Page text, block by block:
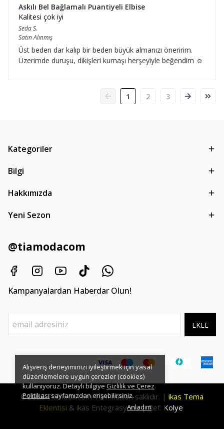
Alışveriş deneyiminizi iyileştirmek için yasal
düzenlemelere uygun çerezler (cookies)
kullanıyoruz. Detaylı bilgiyeGizlilik ve Çerez
Politikasısayfamızdan erişebilirsiniz.
Anladım
Askılı Bel Bağlamalı Puantiyeli Elbise
Kalitesi çok iyi
SedaS.
Satın Alınmış
Üst beden dar kalıp bir beden büyük almanızı öneririm.
Üzerimde duruşu, dikişleri kumaşı herşeyiyle beğendim ☺️
1 2 3
Kategoriler
Bilgi
Hakkımızda
Yeni Sezon
@tiamodacom
Kampanyalardan Haberdar Olun!
EKLE
©2026Tiamoda.comTüm hakları saklıdır. | ikas Tema
Eklentisi & ikas Entegrasyonu| Ref: Kolye